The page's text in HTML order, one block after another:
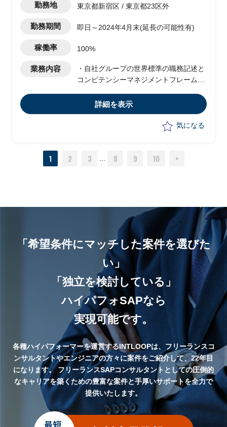
勤務地 東京都新宿区 / 東京都23区外
勤務期間 即日～2024年4月末(延長の可能性有)
稼働率 100%
業務内容
・自社グループの世界標準の職務記述と
コンピテンシーマネジメントフレームワ
いて、システムソリューションを担当
・ITチームおよびHRシステム統合チー
ムと連携して、システムのフレームワー
イニシアティブとの調整
詳細を表示
気になる
1 2 3 ... 8 9 10 >
「希望条件にマッチした案件を選びた
い」
「独立を検討している」
ハイパフォSAPなら
実現可能です。
各種ハイパフォーマーを運営するINTLOOPは、フリーランスコ
ンサルタントやエンジニアの方々に案件をご紹介して、22年目
になります。フリーランスSAPコンサルタントとしての圧倒的
なキャリアを築くための豊富な案件と手厚いサポートを全力で
提供いたします。